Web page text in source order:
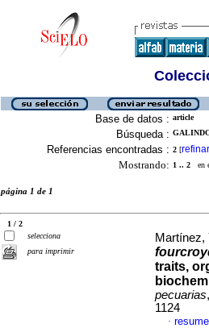
Base de datos : article
Búsqueda :
Referencias encontradas : 2 [refinar
Mostrando: 1 .. 2 en
página 1 de 1
1 / 2
selecciona
para imprimir
Martínez,
traits,
pecuarias
1124
·